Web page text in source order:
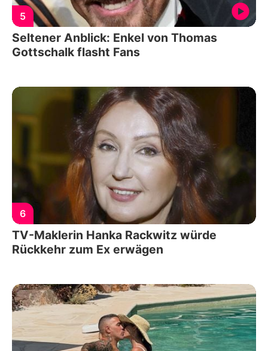
5
Seltener Anblick: Enkel von Thomas
Gottschalk flasht Fans
6
TV-Maklerin Hanka Rackwitz würde
Rückkehr zum Ex erwägen